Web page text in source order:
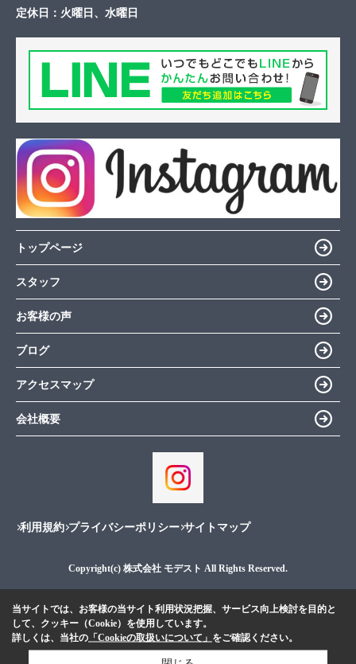
定休日： 火曜日、水曜日
トップページ
スタッフ
お客様の声
ブログ
アクセスマップ
会社概要
利用規約 プライバシーポリシー サイトマップ
Copyright(c) 株式会社 モデスト All Rights Reserved.
当サイトでは、お客様の当サイト利用状況把握、サービス向上検討を目的と
して、クッキー（Cookie）を使用しています。
詳しくは、当社の 「Cookieの取扱いについて」 をご確認ください。